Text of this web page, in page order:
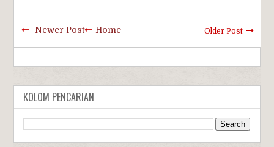
Newer Post Older Post
Home
KOLOM PENCARIAN